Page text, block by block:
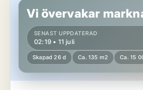
Vi övervakar
SENAST UPPDATERAD
02:19 • 11 juli
Skapad 26 d Ca. 135 m2 Ca. 15